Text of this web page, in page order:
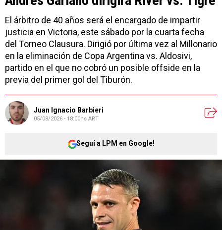
El árbitro de 40 años será el encargado de impartir
justicia en Victoria, este sábado por la cuarta fecha
del Torneo Clausura. Dirigió por última vez al Millonario
en la eliminación de Copa Argentina vs. Aldosivi,
partido en el que no cobró un posible offside en la
previa del primer gol del Tiburón.
Juan Ignacio Barbieri
05/08/2026 - 18:00hs ART
Seguí a LPM en Google!